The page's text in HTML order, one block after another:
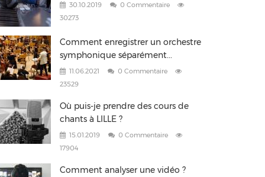
30.10.2019
0 Commentaire
30273
Comment enregistrer un orchestre
symphonique séparément...
11.06.2021
0 Commentaire
23529
Où puis-je prendre des cours de
chants à LILLE ?
15.01.2019
0 Commentaire
17904
Comment analyser une vidéo ?